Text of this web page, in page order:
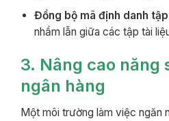
Đồng bộ mã định danh
nhầm lẫn giữa các tập tài
3. Nâng cao năng
ngân hàng
Một môi trường làm việc ngăn